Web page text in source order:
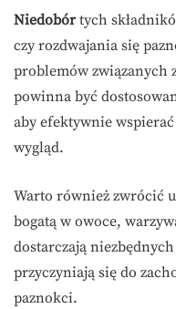
Niedobórtych
czy rozdwajania się
problemów związanych
powinna być
aby efektywnie
wygląd.
Warto również zwrócić
bogatą w owoce,
dostarczają
przyczyniają się do
paznokci.